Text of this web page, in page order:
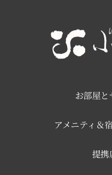
お部屋と
アメニティ＆
提携